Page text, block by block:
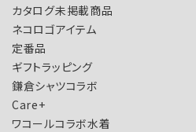
カタログ未掲載商品
ネコロゴアイテム
定番品
ギフトラッピング
鎌倉シャツコラボ
Care+
ワコールコラボ水着